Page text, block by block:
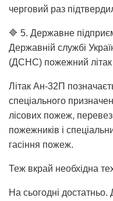
черговий раз
🔷 5. Державне
Державній службі
(ДСНС) пожежний
Літак Ан-32П
спеціального
лісових пожеж,
пожежників і
гасіння пожеж.
Теж вкрай необхідна
На сьогодні достатньо.